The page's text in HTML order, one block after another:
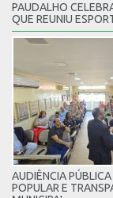
PAUDALHO
QUE REUNIU
AUDIÊNCIA
POPULAR E